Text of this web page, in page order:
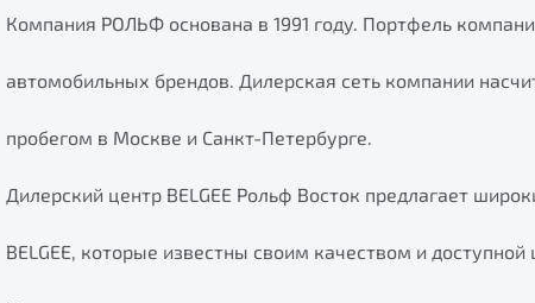
Компания РОЛЬФ основана в 1991 году. Портфель
автомобильных брендов. Дилерская сеть компании
пробегом в Москве и Санкт-Петербурге.
Дилерский центр BELGEE Рольф Восток предлагает
BELGEE, которые известны своим качеством и доступной